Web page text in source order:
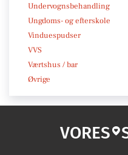
Undervognsbehandling
Ungdoms- og efterskole
Vinduespudser
VVS
Værtshus / bar
Øvrige
VORES